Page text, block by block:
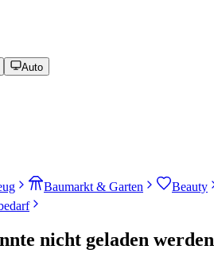
Auto
Baumarkt & Garten Beauty
nicht geladen werden